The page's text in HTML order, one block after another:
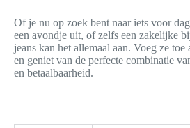
Of je nu op zoek bent naar iets voor
een avondje uit, of zelfs een zakelijke
jeans kan het allemaal aan. Voeg ze toe
en geniet van de perfecte combinatie
en betaalbaarheid.